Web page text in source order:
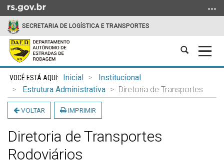
para
conteúdo
para
menu
para
busca
SECRETARIA DE LOGÍSTICA E TRANSPORTES
Abrir
Início
conteúdo
Inicial
Institucional
Estrutura Administrativa
Diretoria de Transportes
VOLTAR IMPRIMIR
Diretoria de Transportes
Rodoviários